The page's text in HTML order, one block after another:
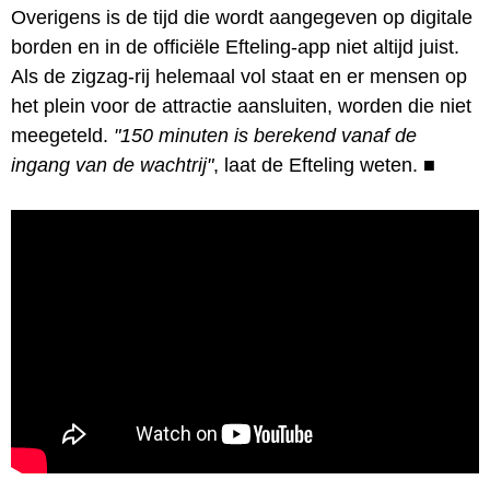
Overigens is de tijd die wordt aangegeven op digitale
borden en in de officiële Efteling-app niet altijd juist.
Als de zigzag-rij helemaal vol staat en er mensen op
het plein voor de attractie aansluiten, worden die niet
meegeteld. "150 minuten is berekend vanaf de
ingang van de wachtrij", laat de Efteling weten. ■